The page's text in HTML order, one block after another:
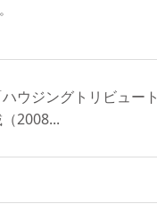
ウジングトリビュート
2008...